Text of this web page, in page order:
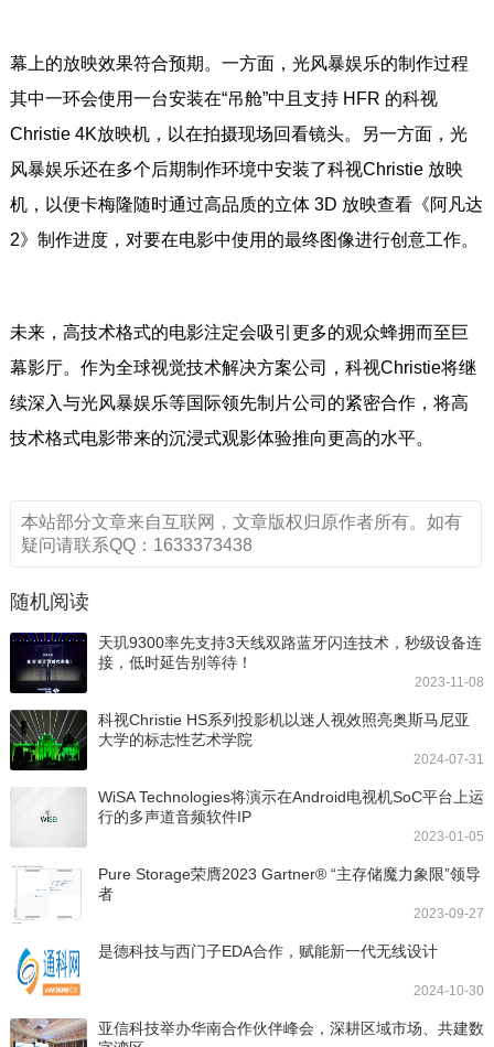
幕上的放映效果符合预期。一方面，光风暴娱乐的制作过程
其中一环会使用一台安装在“吊舱”中且支持 HFR 的科视
Christie 4K放映机，以在拍摄现场回看镜头。另一方面，光
风暴娱乐还在多个后期制作环境中安装了科视Christie 放映
机，以便卡梅隆随时通过高品质的立体 3D 放映查看《阿凡达
2》制作进度，对要在电影中使用的最终图像进行创意工作。
未来，高技术格式的电影注定会吸引更多的观众蜂拥而至巨
幕影厅。作为全球视觉技术解决方案公司，科视Christie将继
续深入与光风暴娱乐等国际领先制片公司的紧密合作，将高
技术格式电影带来的沉浸式观影体验推向更高的水平。
本站部分文章来自互联网，文章版权归原作者所有。如有
疑问请联系QQ：1633373438
随机阅读
天玑9300率先支持3天线双路蓝牙闪连技术，秒级设备连
接，低时延告别等待！
2023-11-08
科视Christie HS系列投影机以迷人视效照亮奥斯马尼亚
大学的标志性艺术学院
2024-07-31
WiSA Technologies将演示在Android电视机SoC平台上运
行的多声道音频软件IP
2023-01-05
Pure Storage荣膺2023 Gartner® “主存储魔力象限”领导
者
2023-09-27
是德科技与西门子EDA合作，赋能新一代无线设计
2024-10-30
亚信科技举办华南合作伙伴峰会，深耕区域市场、共建数